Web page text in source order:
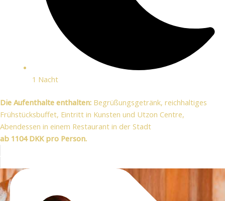
1 Nacht
Die Aufenthalte enthalten: Begrüßungsgetränk, reichhaltiges
Frühstücksbuffet, Eintritt in Kunsten und Utzon Centre,
Abendessen in einem Restaurant in der Stadt
ab 1104 DKK pro Person.